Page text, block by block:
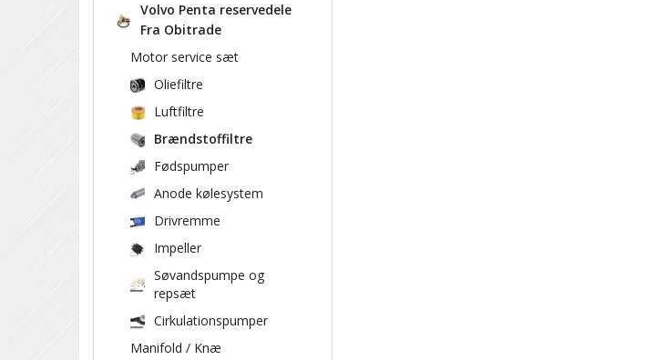
Volvo Penta reservedele
Fra Obitrade
Motor service sæt
Oliefiltre
Luftfiltre
Brændstoffiltre
Fødspumper
Anode kølesystem
Drivremme
Impeller
Søvandspumpe og
repsæt
Cirkulationspumper
Manifold / Knæ